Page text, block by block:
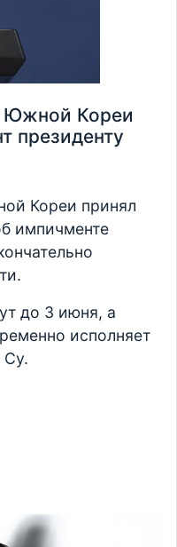
Южной Кореи
президенту
Кореи принял
импичменте
до 3 июня, а
исполняет
Су.